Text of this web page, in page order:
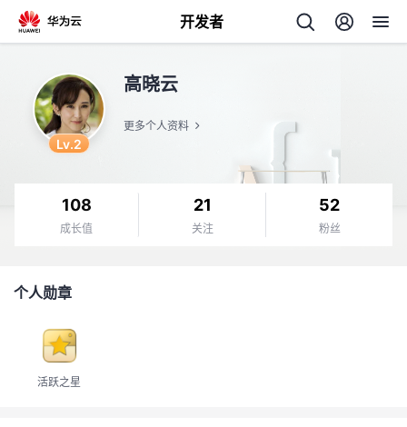
开发者
Lv.2
高晓云
更多个人资料
108
成长值
21
关注
52
粉丝
个人勋章
活跃之星